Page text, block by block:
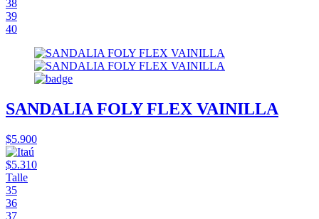
38
39
40
SANDALIA FOLY FLEX VAINILLA
$5.900
$5.310
Talle
35
36
37